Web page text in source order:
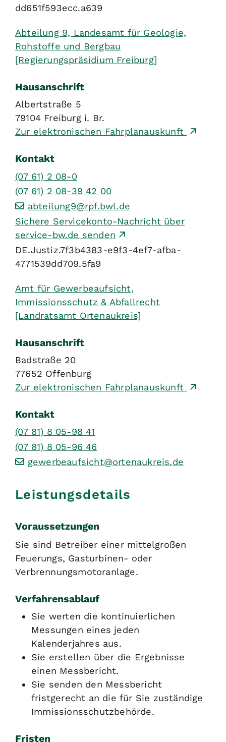
dd651f593ecc.a639
Abteilung 9, Landesamt für Geologie,
Rohstoffe und Bergbau
[Regierungspräsidium Freiburg]
Hausanschrift
Albertstraße 5
79104 Freiburg i. Br.
Zur elektronischen Fahrplanauskunft
Kontakt
(07 61) 2 08-0
(07 61) 2 08-39 42 00
abteilung9@rpf.bwl.de
Sichere Servicekonto-Nachricht über
service-bw.de senden
DE.Justiz.7f3b4383-e9f3-4ef7-afba-
4771539dd709.5fa9
Amt für Gewerbeaufsicht,
Immissionsschutz & Abfallrecht
[Landratsamt Ortenaukreis]
Hausanschrift
Badstraße 20
77652 Offenburg
Zur elektronischen Fahrplanauskunft
Kontakt
(07 81) 8 05-98 41
(07 81) 8 05-96 46
gewerbeaufsicht@ortenaukreis.de
Leistungsdetails
Voraussetzungen
Sie sind Betreiber einer mittelgroßen
Feuerungs, Gasturbinen- oder
Verbrennungsmotoranlage.
Verfahrensablauf
Sie werten die kontinuierlichen
Messungen eines jeden
Kalenderjahres aus.
Sie erstellen über die Ergebnisse
einen Messbericht.
Sie senden den Messbericht
fristgerecht an die für Sie zuständige
Immissionsschutzbehörde.
Fristen